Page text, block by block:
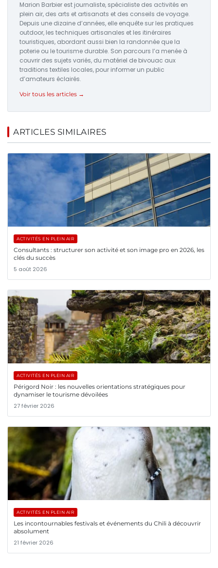
Marion Barbier est journaliste, spécialiste des activités en
plein air, des arts et artisanats et des conseils de voyage.
Depuis une dizaine d’années, elle enquête sur les pratiques
outdoor, les techniques artisanales et les itinéraires
touristiques, abordant aussi bien la randonnée que la
poterie ou le tourisme durable. Son parcours l’a menée à
couvrir des sujets variés, du matériel de bivouac aux
traditions textiles locales, pour informer un public
d’amateurs éclairés.
Voir tous les articles →
ARTICLES SIMILAIRES
ACTIVITÉS EN PLEIN AIR
Consultants : structurer son activité et son image pro en 2026, les
clés du succès
5 août 2026
ACTIVITÉS EN PLEIN AIR
Périgord Noir : les nouvelles orientations stratégiques pour
dynamiser le tourisme dévoilées
27 février 2026
ACTIVITÉS EN PLEIN AIR
Les incontournables festivals et événements du Chili à découvrir
absolument
21 février 2026